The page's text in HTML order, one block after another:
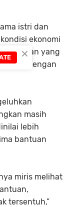
istri dan
ekonomi
yang
dengan
masih
lebih
bantuan
miris melihat
tersentuh,”
×